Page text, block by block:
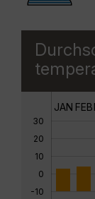
30
20
10
0
-10
JAN FEB